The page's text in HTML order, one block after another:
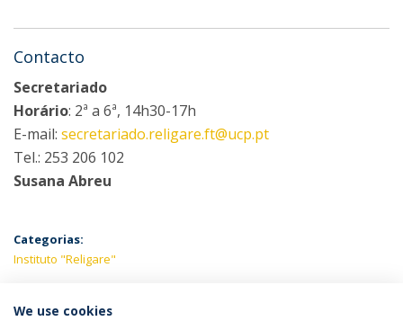
Contacto
Secretariado
Horário: 2ª a 6ª, 14h30-17h
E-mail: secretariado.religare.ft@ucp.pt
Tel.: 253 206 102
Susana Abreu
Categorias:
Instituto "Religare"
ÚLTIMAS NOTÍCIAS
We use cookies